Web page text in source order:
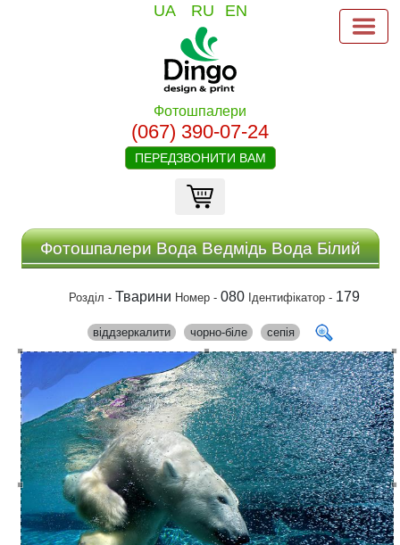
UA RU EN
Фотошпалери
(067) 390-07-24
ПЕРЕДЗВОНИТИ ВАМ
Фотошпалери Вода Ведмідь Вода Білий
Розділ - Тварини Номер - 080 Ідентифікатор - 179
віддзеркалити чорно-біле сепія